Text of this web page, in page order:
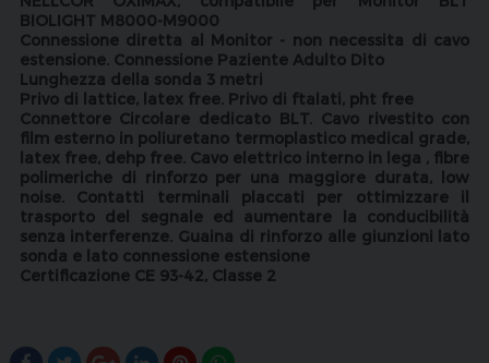
BIOLIGHT M8000-M9000
Connessione diretta al Monitor - non necessita di cavo
estensione. Connessione Paziente Adulto Dito
Lunghezza della sonda 3 metri
Privo di lattice, latex free. Privo di ftalati, pht free
Connettore Circolare dedicato BLT. Cavo rivestito con
film esterno in poliuretano termoplastico medical grade,
latex free, dehp free. Cavo elettrico interno in lega , fibre
polimeriche di rinforzo per una maggiore durata, low
noise. Contatti terminali placcati per ottimizzare il
trasporto del segnale ed aumentare la conducibilità
senza interferenze. Guaina di rinforzo alle giunzioni lato
sonda e lato connessione estensione
Certificazione CE 93-42, Classe 2